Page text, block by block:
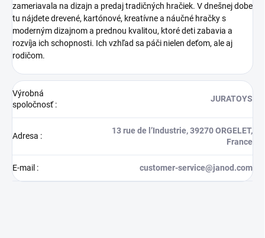
zameriavala na dizajn a predaj tradičných hračiek. V dnešnej dobe
tu nájdete drevené, kartónové, kreatívne a náučné hračky s
moderným dizajnom a prednou kvalitou, ktoré deti zabavia a
rozvíja ich schopnosti. Ich vzhľad sa páči nielen deťom, ale aj
rodičom.
Výrobná
spoločnosť:
JURATOYS
Adresa :
13 rue de l’Industrie, 39270 ORGELET,
France
E-mail : customer-service@janod.com